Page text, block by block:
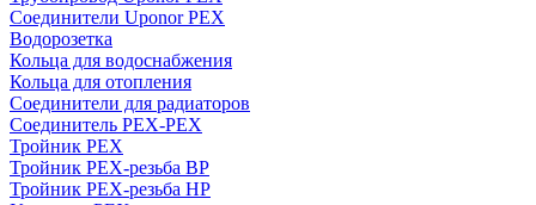
Соединители Uponor PEX
Водорозетка
Кольца для водоснабжения
Кольца для отопления
Соединители для радиаторов
Соединитель PEX-PEX
Тройник PEX
Тройник PEX-резьба ВР
Тройник PEX-резьба НР